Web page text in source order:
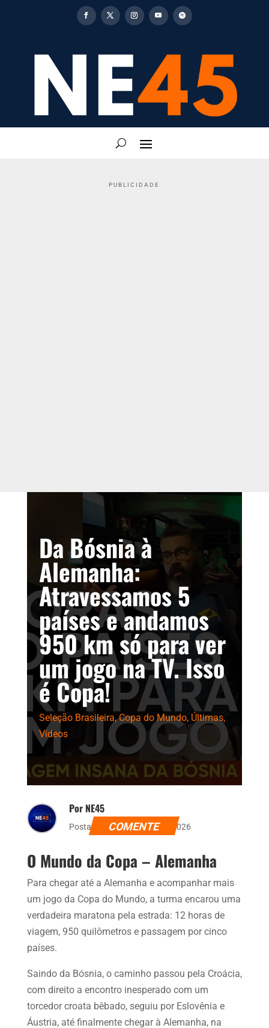
PUBLICIDADE
Da Bósnia à
Alemanha:
Atravessamos 5
países e andamos
950 km só para ver
um jogo na TV. Isso
é Copa!
Seleção Brasileira,Copa do Mundo, Últimas,
Vídeos
Por NE45
Postado dia 21 de junho de 2026
COMENTE
O Mundo da Copa – Alemanha
Para chegar até a Alemanha e acompanhar mais
um jogo da Copa do Mundo, a turma encarou uma
verdadeira maratona pela estrada: 12 horas de
viagem, 950 quilômetros e passagem por cinco
países.
Saindo da Bósnia, o caminho passou pela Croácia,
com direito a encontro inesperado com um
torcedor croata bêbado, seguiu por Eslovênia e
Áustria, até finalmente chegar à Alemanha, na